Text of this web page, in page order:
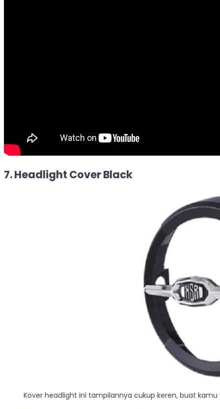
7. Headlight Cover Black
Kover headlight ini tampilannya cukup keren, buat